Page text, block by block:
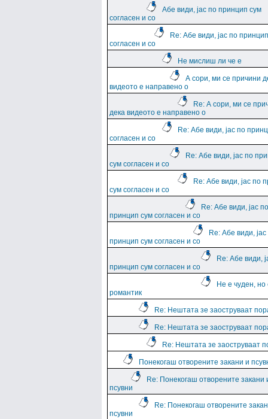
Абе види, јас по принцип сум
согласен и со
Re: Абе види, јас по
согласен и со
Не мислиш ли че е
А сори, ми се причини
видеото е направено о
Re: А сори, ми се
дека видеото е направено о
Re: Абе види, јас по
согласен и со
Re: Абе види, јас по
сум согласен и со
Re: Абе види, јас по
сум согласен и со
Re: Абе види, јас по
принцип сум согласен и со
Re: Абе види,
принцип сум согласен и со
Re: Абе види,
принцип сум согласен и со
Не е чуден, но
романтик
Re: Нештата зе заоструваат
Re: Нештата зе заоструваат
Re: Нештата зе заоструваат
Понекогаш отворените закани и
Re: Понекогаш отворените закани
псувни
Re: Понекогаш отворените
псувни